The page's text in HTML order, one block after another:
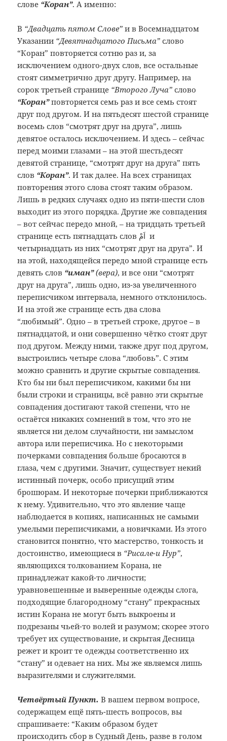
слове “Коран”. А именно:
В “Двадцать пятом Слове” и в Восемнадцатом
Указании “Девятнадцатого Письма” слово
“Коран” повторяется сотню раз и, за
исключением одного-двух слов, все остальные
стоят симметрично друг другу. Например, на
сорок третьей странице “Второго Луча” слово
“Коран”повторяется семь раз и все семь стоят
друг под другом. И на пятьдесят шестой странице
восемь слов “смотрят друг на друга”, лишь
девятое осталось исключением. И здесь – сейчас
перед моими глазами – на этой шестьдесят
девятой странице, “смотрят друг на друга” пять
слов “Коран”. И так далее. На всех страницах
повторения этого слова стоят таким образом.
Лишь в редких случаях одно из пяти-шести слов
выходит из этого порядка. Другие же совпадения
– вот сейчас передо мной, – на тридцать третьей
странице есть пятнадцать слов اَمْ и
четырнадцать из них “смотрят друг на друга”. И
на этой, находящейся передо мной странице есть
девять слов “иман” (вера), и все они “смотрят
друг на друга”, лишь одно, из-за увеличенного
переписчиком интервала, немного отклонилось.
И на этой же странице есть два слова
“любимый”. Одно – в третьей строке, другое – в
пятнадцатой, и они совершенно чётко стоят друг
под другом. Между ними, также друг под другом,
выстроились четыре слова “любовь”. С этим
можно сравнить и другие скрытые совпадения.
Кто бы ни был переписчиком, какими бы ни
были строки и страницы, всё равно эти скрытые
совпадения достигают такой степени, что не
остаётся никаких сомнений в том, что это не
является ни делом случайности, ни замыслом
автора или переписчика. Но с некоторыми
почерками совпадения больше бросаются в
глаза, чем с другими. Значит, существует некий
истинный почерк, особо присущий этим
брошюрам. И некоторые почерки приближаются
к нему. Удивительно, что это явление чаще
наблюдается в копиях, написанных не самыми
умелыми переписчиками, а новичками. Из этого
становится понятно, что мастерство, тонкость и
достоинство, имеющиеся в “Рисале-и Нур”,
являющихся толкованием Корана, не
принадлежат какой-то личности;
уравновешенные и выверенные одежды слога,
подходящие благородному “стану” прекрасных
истин Корана не могут быть выкроены и
подрезаны чьей-то волей и разумом; скорее этого
требует их существование, и скрытая Десница
режет и кроит те одежды соответственно их
“стану” и одевает на них. Мы же являемся лишь
выразителями и служителями.
Четвёртый Пункт.В вашем первом вопросе,
содержащем ещё пять-шесть вопросов, вы
спрашиваете: “Каким образом будет
происходить сбор в Судный День, разве в голом